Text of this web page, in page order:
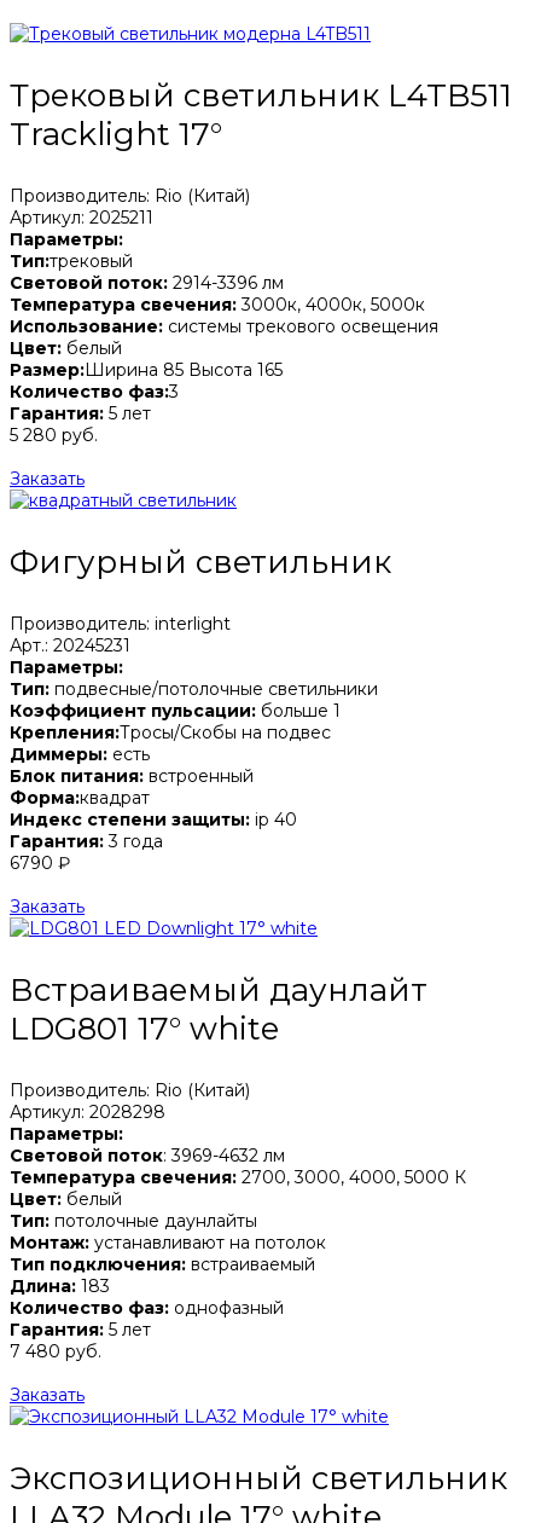
Трековый светильник L4TB511
Tracklight 17°
Производитель: Rio (Китай)
Артикул: 2025211
Параметры:
Тип:трековый
Световой поток: 2914-3396 лм
Температура свечения:3000к, 4000к, 5000к
Использование: системы трекового освещения
Цвет: белый
Размер:Ширина 85 Высота 165
Количество фаз:3
Гарантия: 5 лет
5 280 руб.
Заказать
Фигурный светильник
Производитель: interlight
Арт.: 20245231
Параметры:
Тип: подвесные/потолочные светильники
Коэффициент пульсации: больше 1
Крепления:Тросы/Скобы на подвес
Диммеры: есть
Блок питания: встроенный
Форма:квадрат
Индекс степени защиты: ip 40
Гарантия:3 года
6790 ₽
Заказать
Встраиваемый даунлайт
LDG801 17° white
Производитель: Rio (Китай)
Артикул: 2028298
Параметры:
Световой поток: 3969-4632 лм
Температура свечения: 2700, 3000, 4000, 5000 К
Цвет: белый
Тип: потолочные даунлайты
Монтаж: устанавливают на потолок
Тип подключения: встраиваемый
Длина: 183
Количество фаз: однофазный
Гарантия: 5 лет
7 480 руб.
Заказать
Экспозиционный светильник